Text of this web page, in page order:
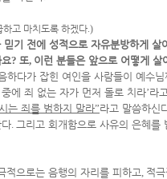
고 마치도록 하겠다.)
믿기 전에 성적으로 자유분방하게 살
? 또, 이런 분들은 앞으로 어떻게 살
하다가 잡힌 여인을 사람들이 예수님
중에 죄 없는 자가 먼저 돌로 치라’라
는 죄를 범하지 말라”라고 말씀하신
. 그리고 회개함으로 사유의 은혜를
적으로는 음행의 자리를 피하고, 적